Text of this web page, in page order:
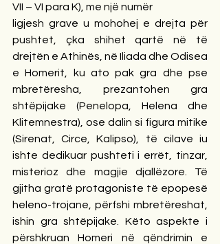
VII – VI para K), me një numër
ligjesh grave u mohohej e drejta për
pushtet, çka shihet qartë në të
drejtën e Athinës, në Iliada dhe Odisea
e Homerit, ku ato pak gra dhe pse
mbretëresha, prezantohen gra
shtëpijake (Penelopa, Helena dhe
Klitemnestra), ose dalin si figura mitike
(Sirenat, Circe, Kalipso), të cilave iu
ishte dedikuar pushteti i errët, tinzar,
misterioz dhe magjie djallëzore. Të
gjitha gratë protagoniste të epopesë
heleno-trojane, përfshi mbretëreshat,
ishin gra shtëpijake. Këto aspekte i
përshkruan Homeri në qëndrimin e